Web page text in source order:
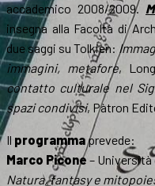
accademico 2008/2009.
insegna alla Facoltà di
due saggi su Tolkien:
immagini, metafore,
contatto culturale nel
spazi condivisi, Pàtron
Il programmaprevede:
Marco Picone – Università
Natura, fantasy e